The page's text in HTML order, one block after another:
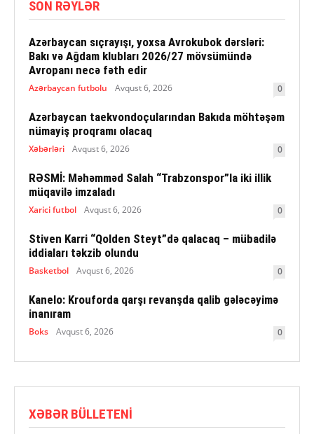
SON RƏYLƏR
Azərbaycan sıçrayışı, yoxsa Avrokubok dərsləri:
Bakı və Ağdam klubları 2026/27 mövsümündə
Avropanı necə fəth edir
Azərbaycan futbolu Avqust 6, 2026 0
Azərbaycan taekvondoçularından Bakıda möhtəşəm
nümayiş proqramı olacaq
Xəbərləri Avqust 6, 2026 0
RƏSMİ: Məhəmməd Salah “Trabzonspor”la iki illik
müqavilə imzaladı
Xarici futbol Avqust 6, 2026 0
Stiven Karri “Qolden Steyt”də qalacaq – mübadilə
iddiaları təkzib olundu
Basketbol Avqust 6, 2026 0
Kanelo: Krouforda qarşı revanşda qalib gələcəyimə
inanıram
Boks Avqust 6, 2026 0
XƏBƏR BÜLLETENI